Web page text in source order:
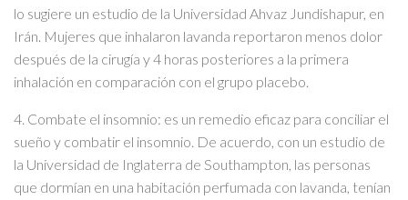
lo sugiere un estudio de la Universidad Ahvaz Jundishapur, en
Irán. Mujeres que inhalaron lavanda reportaron menos dolor
después de la cirugía y 4 horas posteriores a la primera
inhalación en comparación con el grupo placebo.
4. Combate el insomnio: es un remedio eficaz para conciliar el
sueño y combatir el insomnio. De acuerdo, con un estudio de
la Universidad de Inglaterra de Southampton, las personas
que dormían en una habitación perfumada con lavanda, tenían